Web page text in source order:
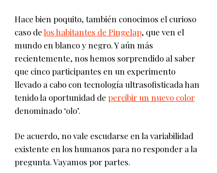
Hace bien poquito, también conocimos el curioso
caso delos habitantes de Pingelap, que ven el
mundo en blanco y negro. Y aún más
recientemente, nos hemos sorprendido al saber
que cinco participantes en un experimento
llevado a cabo con tecnología ultrasofisticada han
tenido la oportunidad de percibir un nuevo color
denominado ‘olo’.
De acuerdo, no vale escudarse en la variabilidad
existente en los humanos para no responder a la
pregunta. Vayamos por partes.